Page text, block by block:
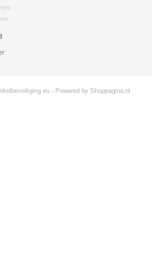
- Powered by Shoppagina.nl